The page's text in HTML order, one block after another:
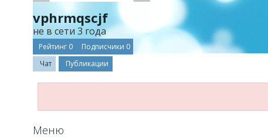
vphrmqscjf
не в сети 3 года
Рейтинг 0 Подписчики 0
Чат
Публикации
Меню